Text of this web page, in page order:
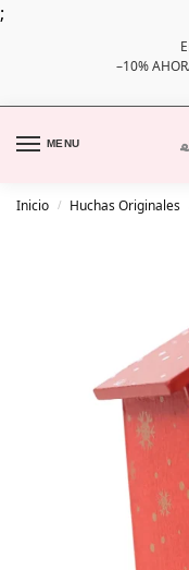
;
–10%
MENU
Inicio / Huchas Originales